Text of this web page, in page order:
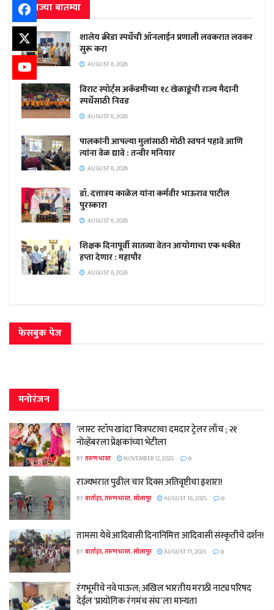
ताज्या बातम्या
शालेय क्रीडा स्पर्धेची ऑनलाईन प्रणाली लवकरात लवकर
सुरू करा
AUGUST 6, 2026
विराट स्पोर्ट्स अकॅडमीच्या १८ खेळाडूंची राज्य मैदानी
स्पर्धेसाठी निवड
AUGUST 6, 2026
पालकांनी आपल्या मुलांसाठी मोठी स्वपनं पहावे आणि
त्यांना वेळ द्यावे : तन्वीर मनियार
AUGUST 6, 2026
डॉ. दत्तात्रय काळेल यांना कर्मवीर भाऊराव पाटील
पुरस्कारा
AUGUST 6, 2026
शिक्षक दिनापूर्वी सातव्या वेतन आयोगाचा एक थकीत
हप्ता देणार : महापौर
AUGUST 6, 2026
फेसबुक पेज
मनोरंजन
‘लास्ट स्टॉप खांदा’ चित्रपटाचा दमदार ट्रेलर लाँच ; २१
नोव्हेंबरला प्रेक्षकांच्या भेटीला
BYतरुण भारत NOVEMBER 12, 2025 0
राज्यभरात पुढील चार दिवस अतिवृष्टीचा इशारा!
BYवार्ताहर, तरुण भारत, सोलापूर AUGUST 16, 2025 0
तामसा येथे आदिवासी दिनानिमित्त आदिवासी संस्कृतीचे दर्शन!
BYवार्ताहर, तरुण भारत, सोलापूर AUGUST 11, 2025 0
रंगभूमीचे नवे पाऊल; अखिल भारतीय मराठी नाट्य परिषद
देईल ‘प्रायोगिक रंगमंच संघ’ ला मान्यता